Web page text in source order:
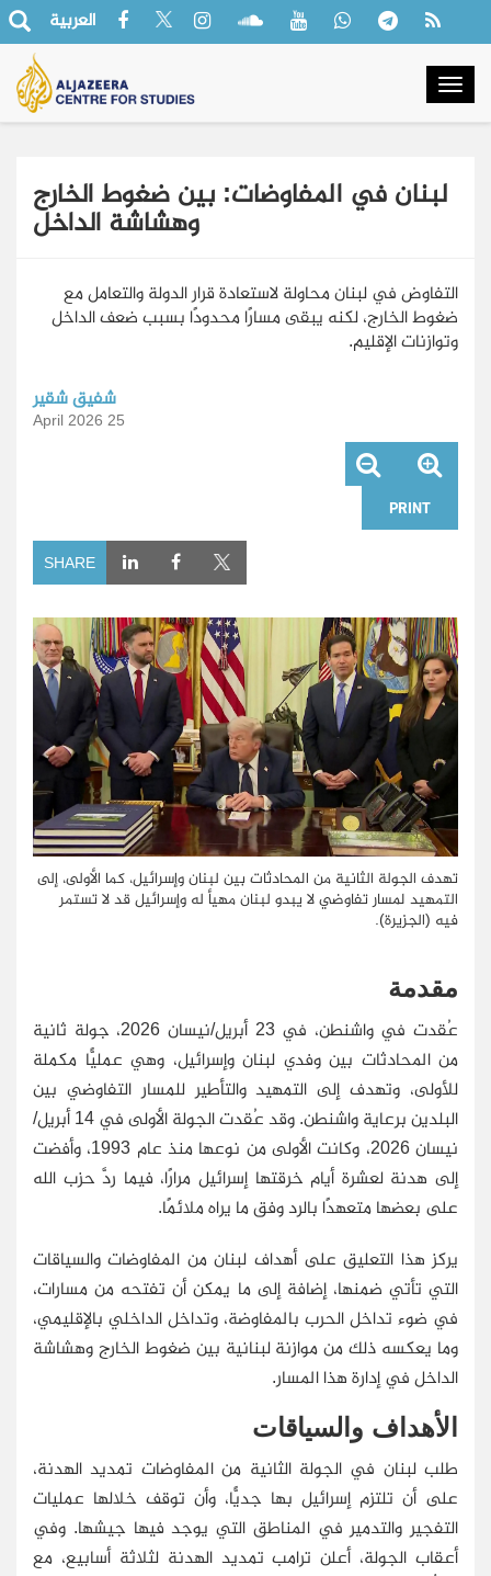
العربية
لبنان في المفاوضات: بين ضغوط الخارج
وهشاشة الداخل
التفاوض في لبنان محاولة لاستعادة قرار الدولة والتعامل مع
ضغوط الخارج، لكنه يبقى مسارًا محدودًا بسبب ضعف الداخل
وتوازنات الإقليم.
شفيق شقير
25 April 2026
PRINT
SHARE
تهدف الجولة الثانية من المحادثات بين لبنان وإسرائيل، كما الأولى، إلى
التمهيد لمسار تفاوضي لا يبدو لبنان مهيأ له وإسرائيل قد لا تستمر
فيه (الجزيرة).
مقدمة
عُقدت في واشنطن، في 23 أبريل/نيسان 2026، جولة ثانية
من المحادثات بين وفدي لبنان وإسرائيل، وهي عمليًّا مكملة
للأولى، وتهدف إلى التمهيد والتأطير للمسار التفاوضي بين
البلدين برعاية واشنطن. وقد عُقدت الجولة الأولى في 14 أبريل/
نيسان 2026، وكانت الأولى من نوعها منذ عام 1993، وأفضت
إلى هدنة لعشرة أيام خرقتها إسرائيل مرارًا، فيما ردَّ حزب الله
على بعضها متعهدًا بالرد وفق ما يراه ملائمًا.
يركز هذا التعليق على أهداف لبنان من المفاوضات والسياقات
التي تأتي ضمنها، إضافة إلى ما يمكن أن تفتحه من مسارات،
في ضوء تداخل الحرب بالمفاوضة، وتداخل الداخلي بالإقليمي،
وما يعكسه ذلك من موازنة لبنانية بين ضغوط الخارج وهشاشة
الداخل في إدارة هذا المسار.
الأهداف والسياقات
طلب لبنان في الجولة الثانية من المفاوضات تمديد الهدنة،
على أن تلتزم إسرائيل بها جديًّا، وأن توقف خلالها عمليات
التفجير والتدمير في المناطق التي يوجد فيها جيشها. وفي
أعقاب الجولة، أعلن ترامب تمديد الهدنة لثلاثة أسابيع، مع